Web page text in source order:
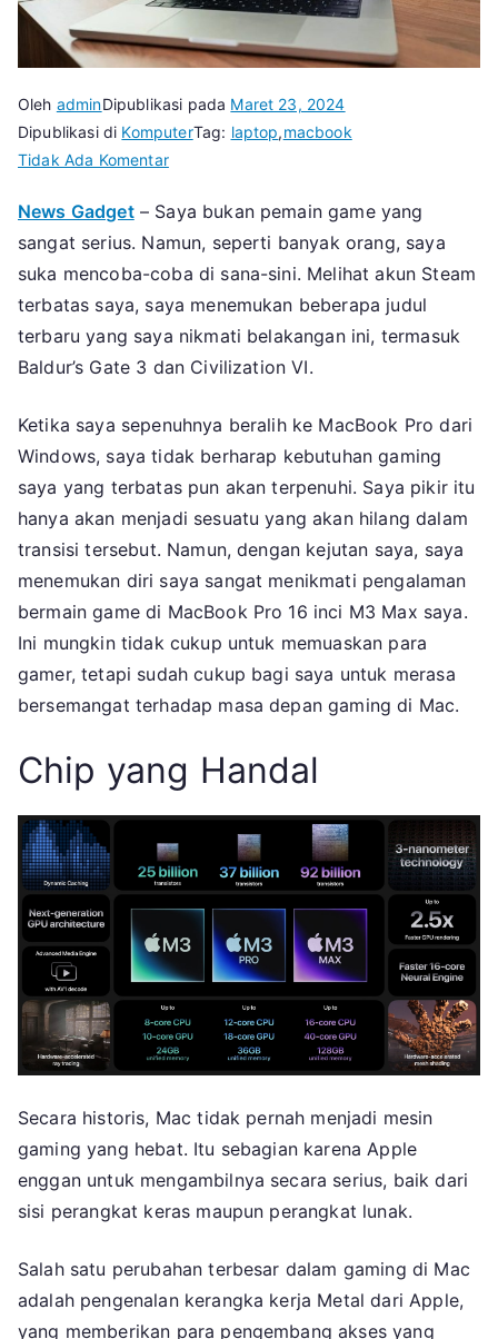
Oleh adminDipublikasi pada Maret 23, 2024
Dipublikasi di KomputerTag: laptop,macbook
Tidak Ada Komentarpada
Pro
Adalah
Laptop
Gaming
yang
News Gadget– Saya bukan pemain game yang
sangat serius. Namun, seperti banyak orang, saya
suka mencoba-coba di sana-sini. Melihat akun Steam
terbatas saya, saya menemukan beberapa judul
terbaru yang saya nikmati belakangan ini, termasuk
Baldur’s Gate 3 dan Civilization VI.
Ketika saya sepenuhnya beralih ke MacBook Pro dari
Windows, saya tidak berharap kebutuhan gaming
saya yang terbatas pun akan terpenuhi. Saya pikir itu
hanya akan menjadi sesuatu yang akan hilang dalam
transisi tersebut. Namun, dengan kejutan saya, saya
menemukan diri saya sangat menikmati pengalaman
bermain game di MacBook Pro 16 inci M3 Max saya.
Ini mungkin tidak cukup untuk memuaskan para
gamer, tetapi sudah cukup bagi saya untuk merasa
bersemangat terhadap masa depan gaming di Mac.
Chip yang Handal
Secara historis, Mac tidak pernah menjadi mesin
gaming yang hebat. Itu sebagian karena Apple
enggan untuk mengambilnya secara serius, baik dari
sisi perangkat keras maupun perangkat lunak.
Salah satu perubahan terbesar dalam gaming di Mac
adalah pengenalan kerangka kerja Metal dari Apple,
yang memberikan para pengembang akses yang